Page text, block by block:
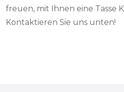
freuen, mit Ihnen eine Tasse
Kontaktieren Sie uns unten!